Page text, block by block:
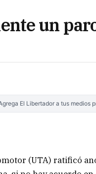
un
El Libertador a tus medios
(UTA) ratificó